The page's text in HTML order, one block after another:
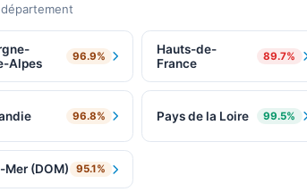
Alpes
96.9%
Hauts-de-
France
89.7%
96.8% Pays de la Loire 99.5%
Mer (DOM) 95.1%